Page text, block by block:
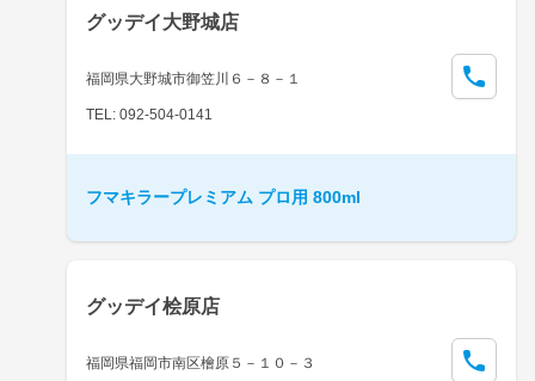
グッデイ大野城店
福岡県大野城市御笠川６－８－１
TEL: 092-504-0141
フマキラープレミアム プロ用 800ml
グッデイ桧原店
福岡県福岡市南区檜原５－１０－３